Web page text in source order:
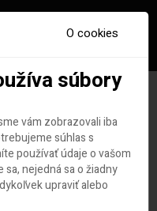
lietadlo
O cookies
súbory
vám zobrazovali iba
súhlas s
používať údaje o vašom
nejedná sa o žiadny
upraviť alebo